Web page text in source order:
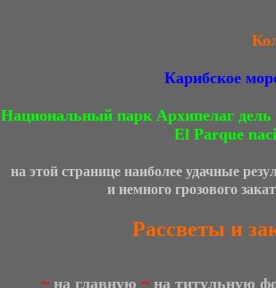
Карибское
Национальный парк Архипелаг
El Parque
на этой странице наиболее удачные
и немного грозового
Рассветы и
~ на главную ~ на титульную